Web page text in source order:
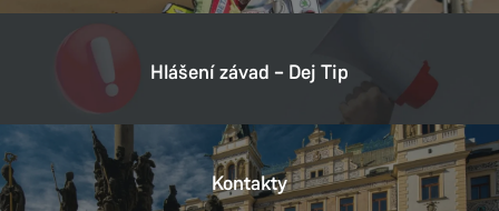
Hlášení závad – Dej Tip
Kontakty